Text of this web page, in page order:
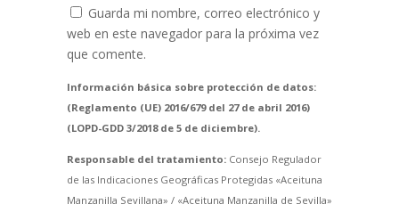
Guarda mi nombre, correo electrónico y
web en este navegador para la próxima vez
que comente.
Información básica sobre protección de datos:
(Reglamento (UE) 2016/679 del 27 de abril 2016)
(LOPD-GDD 3/2018 de 5 de diciembre).
Responsable del tratamiento:Consejo Regulador
de las Indicaciones Geográficas Protegidas «Aceituna
Manzanilla Sevillana» / «Aceituna Manzanilla de Sevilla»